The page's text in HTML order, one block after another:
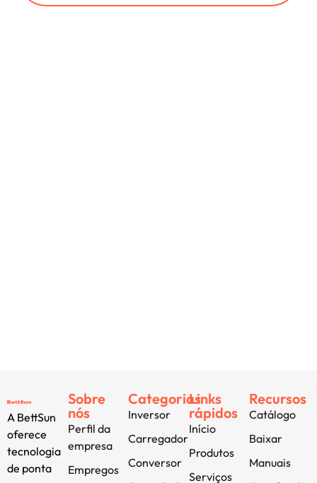
A BettSun
oferece
tecnologia
de ponta
Sobre
nós
Perfil da
empresa
Empregos
Categorias
Inversor
Carregador
Conversor
Links
rápidos
Início
Produtos
Serviços
Recursos
Catálogo
Baixar
Manuais